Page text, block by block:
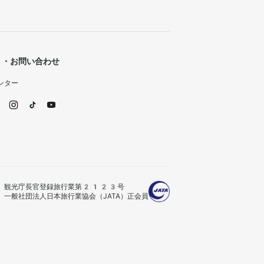
お問い合わせ
ター
観光庁長官登録旅行業第2123号
一般社団法人日本旅行業協会（JATA）正会員